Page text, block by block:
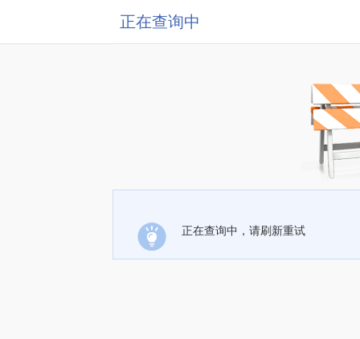
正在查询中
正在查询中，请刷新重试